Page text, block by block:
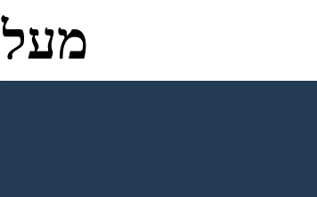
מעל
אין הורדות, אין כרטיס אשראי ואין צורך בכניסה כדי לנסות!